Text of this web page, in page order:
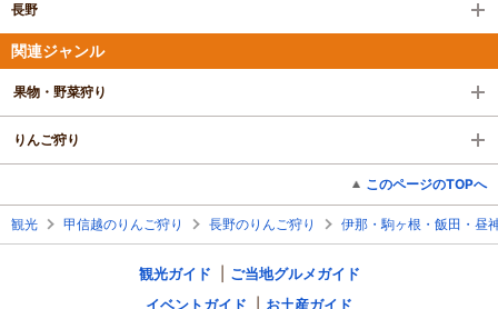
長野
関連ジャンル
果物・野菜狩り
りんご狩り
このページのTOPへ
観光 甲信越のりんご狩り 長野のりんご狩り 伊那・駒ヶ根・飯田・昼
観光ガイド
ご当地グルメガイド
イベントガイド
お土産ガイド